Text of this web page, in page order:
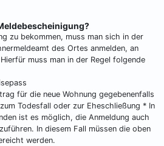
zu bekommen, muss man sich in der
des Ortes anmelden, an
muss man in der Regel folgende
für die neue Wohnung gegebenenfalls
Todesfall oder zur Eheschließung * In
ist es möglich, die Anmeldung auch
In diesem Fall müssen die oben
werden.